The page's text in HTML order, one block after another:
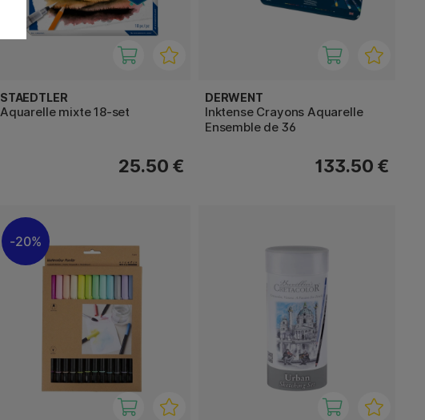
STAEDTLER
Aquarelle mixte 18-set
25.50 €
DERWENT
Inktense Crayons Aquarelle
Ensemble de 36
133.50 €
20%